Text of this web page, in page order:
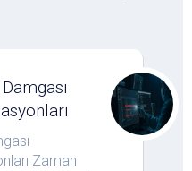
Zaman